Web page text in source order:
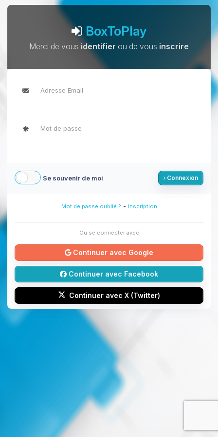
BoxToPlay
Merci de vous identifier ou de vous inscrire
Se souvenir de moi Connexion
Mot de passe oublié ? - Inscription
Ou se connecter avec
Continuer avec Google
Continuer avec Facebook
Continuer avec X (Twitter)